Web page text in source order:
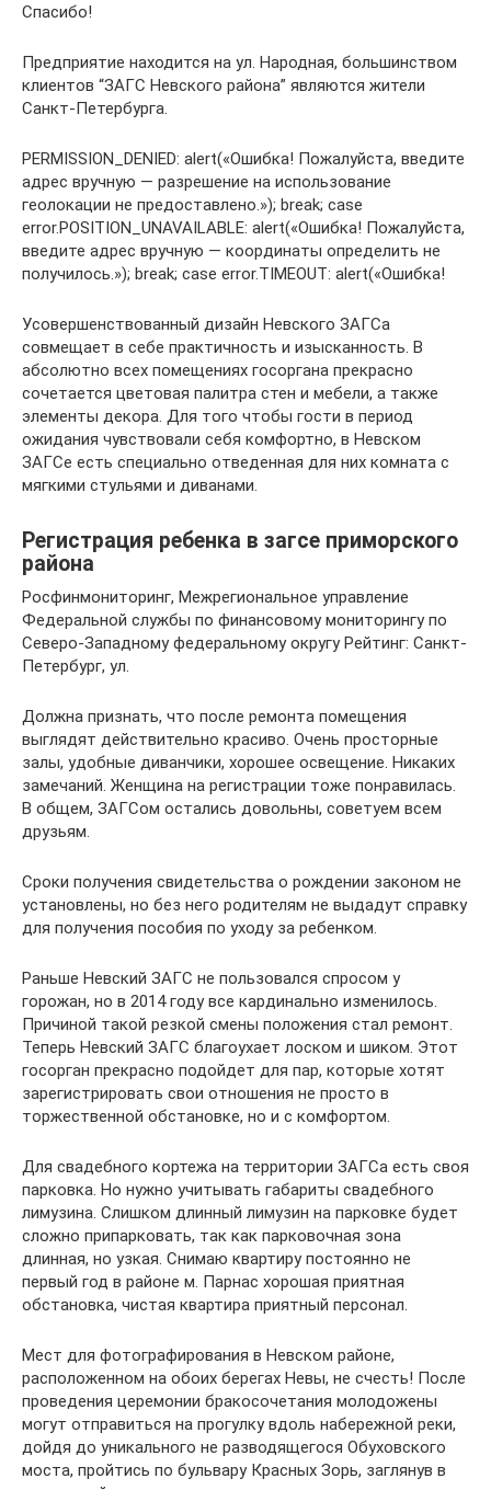
Спасибо!
Предприятие находится на ул. Народная, большинством
клиентов “ЗАГС Невского района” являются жители
Санкт-Петербурга.
PERMISSION_DENIED: alert(«Ошибка! Пожалуйста, введите
адрес вручную — разрешение на использование
геолокации не предоставлено.»); break; case
error.POSITION_UNAVAILABLE: alert(«Ошибка! Пожалуйста,
введите адрес вручную — координаты определить не
получилось.»); break; case error.TIMEOUT: alert(«Ошибка!
Усовершенствованный дизайн Невского ЗАГСа
совмещает в себе практичность и изысканность. В
абсолютно всех помещениях госоргана прекрасно
сочетается цветовая палитра стен и мебели, а также
элементы декора. Для того чтобы гости в период
ожидания чувствовали себя комфортно, в Невском
ЗАГСе есть специально отведенная для них комната с
мягкими стульями и диванами.
Регистрация ребенка в загсе приморского
района
Росфинмониторинг, Межрегиональное управление
Федеральной службы по финансовому мониторингу по
Северо-Западному федеральному округу Рейтинг: Санкт-
Петербург, ул.
Должна признать, что после ремонта помещения
выглядят действительно красиво. Очень просторные
залы, удобные диванчики, хорошее освещение. Никаких
замечаний. Женщина на регистрации тоже понравилась.
В общем, ЗАГСом остались довольны, советуем всем
друзьям.
Сроки получения свидетельства о рождении законом не
установлены, но без него родителям не выдадут справку
для получения пособия по уходу за ребенком.
Раньше Невский ЗАГС не пользовался спросом у
горожан, но в 2014 году все кардинально изменилось.
Причиной такой резкой смены положения стал ремонт.
Теперь Невский ЗАГС благоухает лоском и шиком. Этот
госорган прекрасно подойдет для пар, которые хотят
зарегистрировать свои отношения не просто в
торжественной обстановке, но и с комфортом.
Для свадебного кортежа на территории ЗАГСа есть своя
парковка. Но нужно учитывать габариты свадебного
лимузина. Слишком длинный лимузин на парковке будет
сложно припарковать, так как парковочная зона
длинная, но узкая. Снимаю квартиру постоянно не
первый год в районе м. Парнас хорошая приятная
обстановка, чистая квартира приятный персонал.
Мест для фотографирования в Невском районе,
расположенном на обоих берегах Невы, не счесть! После
проведения церемонии бракосочетания молодожены
могут отправиться на прогулку вдоль набережной реки,
дойдя до уникального не разводящегося Обуховского
моста, пройтись по бульвару Красных Зорь, заглянув в